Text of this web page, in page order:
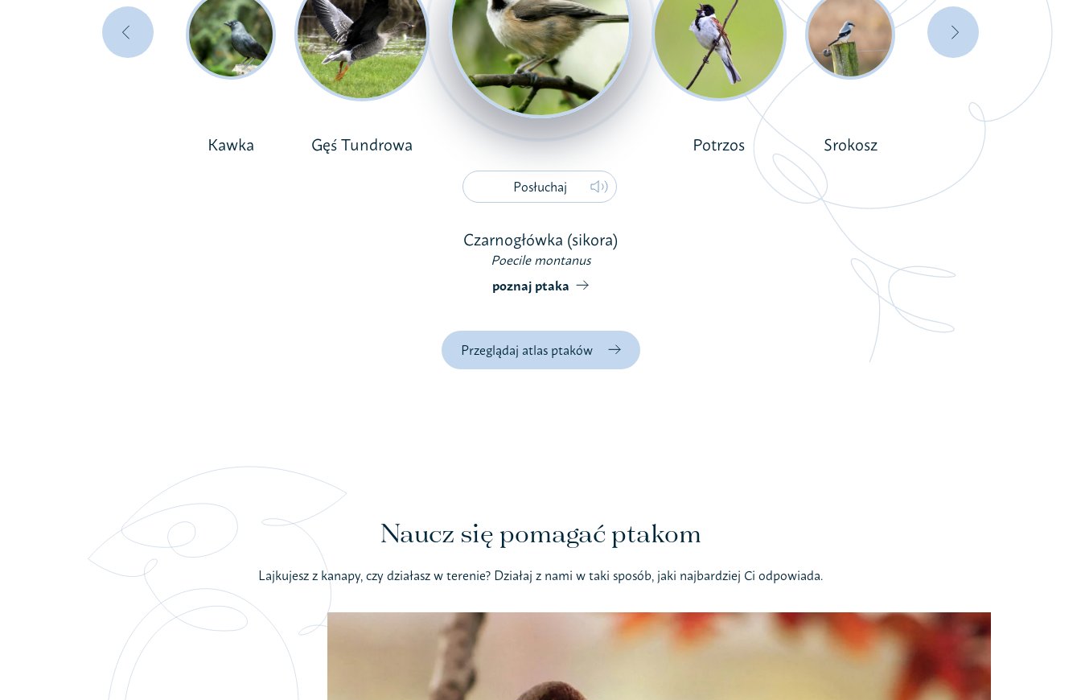
Kawka Gęś Tundrowa
Czarnogłówka (sikora)
poznaj ptaka
Poecile montanus
Potrzos Srokosz
Posłuchaj
Przeglądaj atlas ptaków
Naucz się pomagać ptakom
Lajkujesz z kanapy, czy działasz w terenie? Działaj z nami w taki sposób, jaki najbardziej Ci odpowiada.